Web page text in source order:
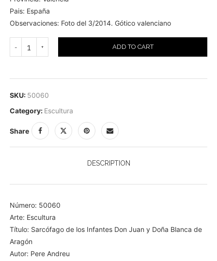
Pais: España
Observaciones: Foto del 3/2014. Gótico valenciano
ADD TO CART
SKU: 50060
Category: Escultura
Share
DESCRIPTION
Número: 50060
Arte: Escultura
Título: Sarcófago de los Infantes Don Juan y Doña Blanca de
Aragón
Autor: Pere Andreu